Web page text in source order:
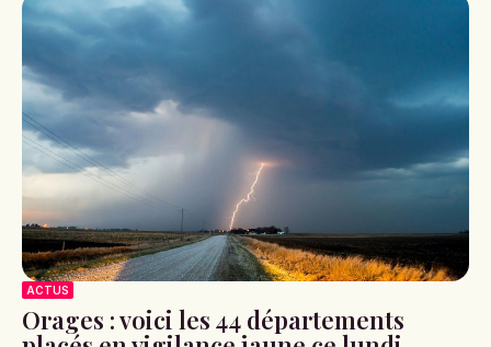
ACTUS
Orages : voici les 44 départements